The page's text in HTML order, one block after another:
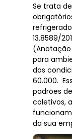
Se trata
13.8589/
(Anotação
para
dos
60.000.
padrões
coletivos,
da sua